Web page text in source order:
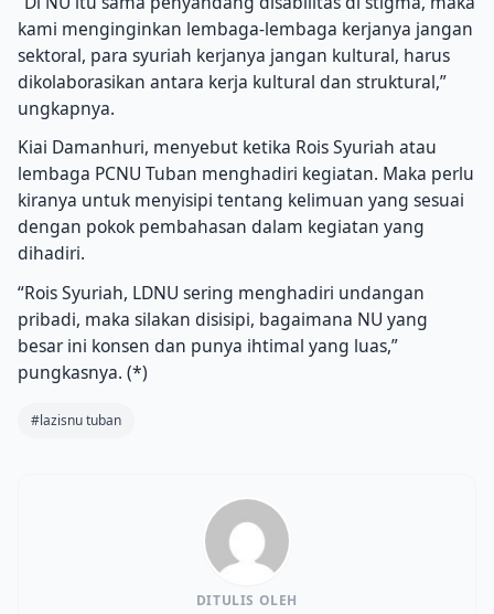
kami menginginkan lembaga-lembaga kerjanya jangan
sektoral, para syuriah kerjanya jangan kultural, harus
dikolaborasikan antara kerja kultural dan struktural,”
ungkapnya.
Kiai Damanhuri, menyebut ketika Rois Syuriah atau
lembaga PCNU Tuban menghadiri kegiatan. Maka perlu
kiranya untuk menyisipi tentang kelimuan yang sesuai
dengan pokok pembahasan dalam kegiatan yang
dihadiri.
“Rois Syuriah, LDNU sering menghadiri undangan
pribadi, maka silakan disisipi, bagaimana NU yang
besar ini konsen dan punya ihtimal yang luas,”
pungkasnya. (*)
#lazisnu tuban
DITULIS OLEH